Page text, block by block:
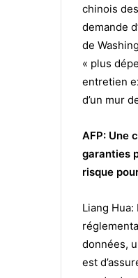
chinois
demande
de
« plus
entretien
d’un mur
AFP: Une
garanties
risque
Liang
données,
est